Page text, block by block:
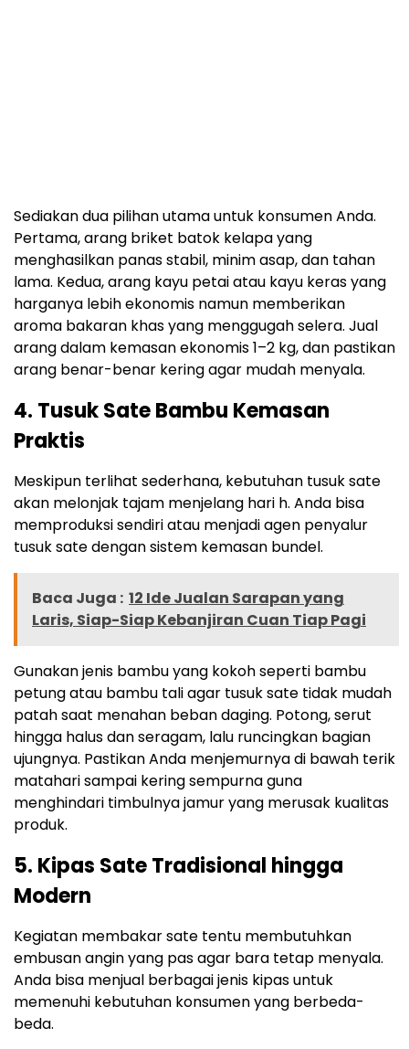
Sediakan dua pilihan utama untuk konsumen Anda.
Pertama, arang briket batok kelapa yang
menghasilkan panas stabil, minim asap, dan tahan
lama. Kedua, arang kayu petai atau kayu keras yang
harganya lebih ekonomis namun memberikan
aroma bakaran khas yang menggugah selera. Jual
arang dalam kemasan ekonomis 1–2 kg, dan pastikan
arang benar-benar kering agar mudah menyala.
4. Tusuk Sate Bambu Kemasan
Praktis
Meskipun terlihat sederhana, kebutuhan tusuk sate
akan melonjak tajam menjelang hari h. Anda bisa
memproduksi sendiri atau menjadi agen penyalur
tusuk sate dengan sistem kemasan bundel.
Baca Juga : 12 Ide Jualan Sarapan yang
Laris, Siap-Siap Kebanjiran Cuan Tiap Pagi
Gunakan jenis bambu yang kokoh seperti bambu
petung atau bambu tali agar tusuk sate tidak mudah
patah saat menahan beban daging. Potong, serut
hingga halus dan seragam, lalu runcingkan bagian
ujungnya. Pastikan Anda menjemurnya di bawah terik
matahari sampai kering sempurna guna
menghindari timbulnya jamur yang merusak kualitas
produk.
5. Kipas Sate Tradisional hingga
Modern
Kegiatan membakar sate tentu membutuhkan
embusan angin yang pas agar bara tetap menyala.
Anda bisa menjual berbagai jenis kipas untuk
memenuhi kebutuhan konsumen yang berbeda-
beda.